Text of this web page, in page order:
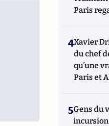
Paris
4Xavier
du chef
qu’une
Paris et
5Gens du